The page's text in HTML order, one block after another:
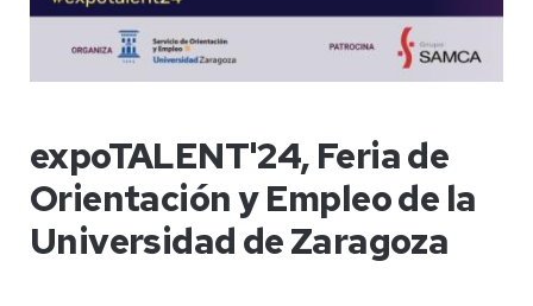
expoTALENT'24, Feria de
Orientación y Empleo de la
Universidad de Zaragoza